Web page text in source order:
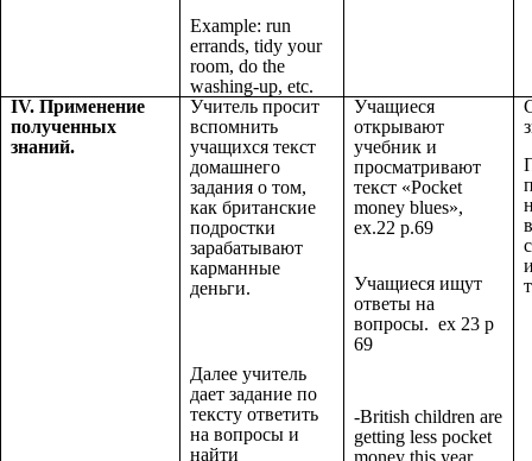
Example: run
errands, tidy your
room, do the
washing-up, etc.
IV. Применение
полученных
знаний.
Учитель просит
вспомнить
учащихся текст
домашнего
задания о том,
как британские
подростки
зарабатывают
карманные
деньги.
Далее учитель
дает задание по
тексту ответить
на вопросы и
найти
Учащиеся
открывают
учебник и
просматривают
текст «Pocket
money blues»,
ex.22 p.69
Учащиеся ищут
ответы на
вопросы. ex 23 p
69
-British children are
getting less pocket
money this year.